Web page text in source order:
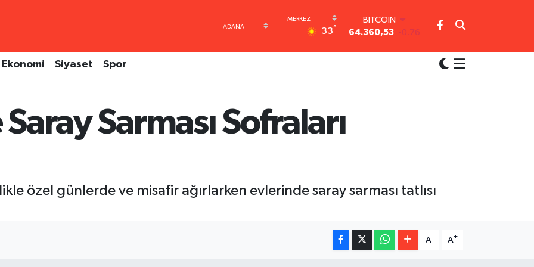
33°
BITCOIN
64.360,53 -0.76
Ekonomi Siyaset Spor
Sarması Sofraları
özel günlerde ve misafir ağırlarken evlerinde saray sarması tatlısı
A- A+